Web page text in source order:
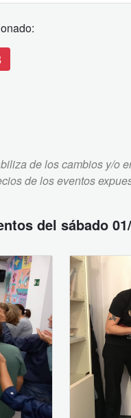
de los cambios y/o
de los eventos
del sábado